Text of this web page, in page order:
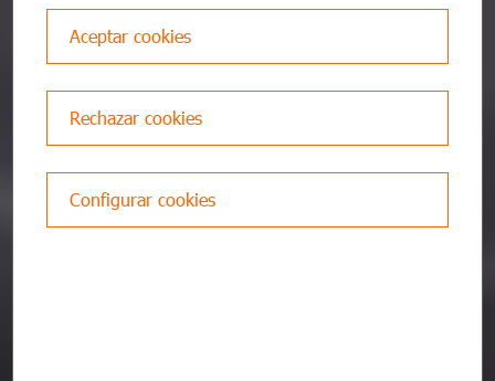
Change my pre-booking
Manage your ITV Reform
ITV Customer Area
Aceptar cookies
Rechazar cookies
Configurar cookies